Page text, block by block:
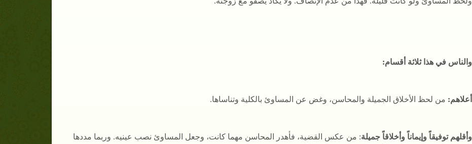
والناس في هذا ثلاثة أقسام:
أعلاهم: من لحظ الأخلاق الجميلة والمحاسن، وغض عن المساوئ بالكلية وتناساها.
وأقلهم توفيقاً وإيماناً وأخلاقاً جميلة: من عكس القضية، فأهدر المحاسن مهما كانت، وجعل المساوئ نصب عينيه. وربما مددها